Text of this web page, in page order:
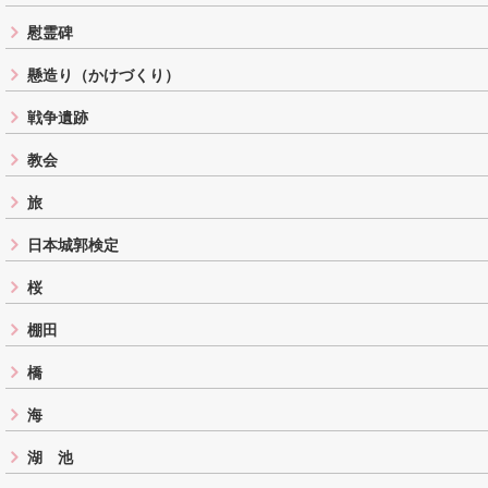
慰霊碑
懸造り（かけづくり）
戦争遺跡
教会
旅
日本城郭検定
桜
棚田
橋
海
湖 池